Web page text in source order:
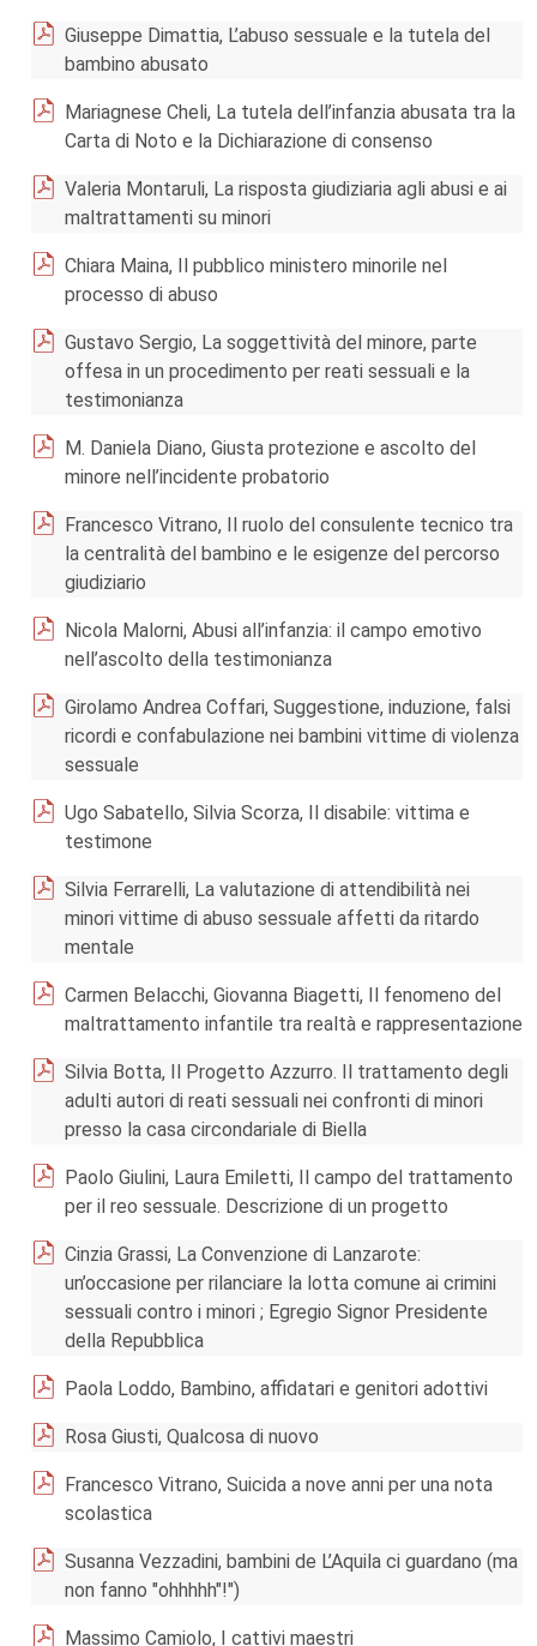
Giuseppe Dimattia, L’abuso sessuale e la tutela del
bambino abusato
Mariagnese Cheli, La tutela dell’infanzia abusata tra la
Carta di Noto e la Dichiarazione di consenso
Valeria Montaruli, La risposta giudiziaria agli abusi e ai
maltrattamenti su minori
Chiara Maina, Il pubblico ministero minorile nel
processo di abuso
Gustavo Sergio, La soggettività del minore, parte
offesa in un procedimento per reati sessuali e la
testimonianza
M. Daniela Diano, Giusta protezione e ascolto del
minore nell’incidente probatorio
Francesco Vitrano, Il ruolo del consulente tecnico tra
la centralità del bambino e le esigenze del percorso
giudiziario
Nicola Malorni, Abusi all’infanzia: il campo emotivo
nell’ascolto della testimonianza
Girolamo Andrea Coffari, Suggestione, induzione, falsi
ricordi e confabulazione nei bambini vittime di violenza
sessuale
Ugo Sabatello, Silvia Scorza, Il disabile: vittima e
testimone
Silvia Ferrarelli, La valutazione di attendibilità nei
minori vittime di abuso sessuale affetti da ritardo
mentale
Carmen Belacchi, Giovanna Biagetti, Il fenomeno del
maltrattamento infantile tra realtà e rappresentazione
Silvia Botta, Il Progetto Azzurro. Il trattamento degli
adulti autori di reati sessuali nei confronti di minori
presso la casa circondariale di Biella
Paolo Giulini, Laura Emiletti, Il campo del trattamento
per il reo sessuale. Descrizione di un progetto
Cinzia Grassi, La Convenzione di Lanzarote:
un’occasione per rilanciare la lotta comune ai crimini
sessuali contro i minori ; Egregio Signor Presidente
della Repubblica
Paola Loddo, Bambino, affidatari e genitori adottivi
Rosa Giusti, Qualcosa di nuovo
Francesco Vitrano, Suicida a nove anni per una nota
scolastica
Susanna Vezzadini, bambini de L’Aquila ci guardano (ma
non fanno "ohhhhh"!")
Massimo Camiolo, I cattivi maestri